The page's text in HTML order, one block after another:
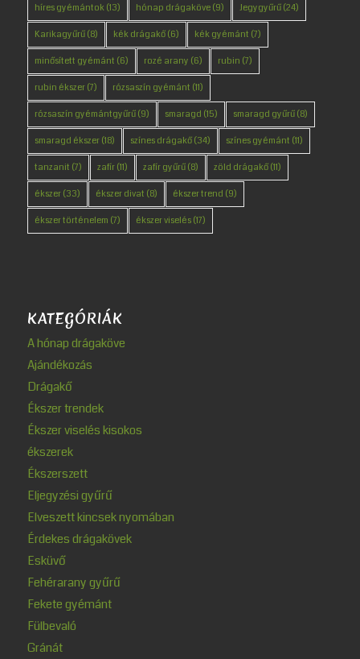
híres gyémántok(13) hónap drágaköve(9) Jegygyűrű(24)
Karikagyűrű(8) kék drágakő(6) kék gyémánt (7)
minősített gyémánt (6) rozé arany (6) rubin (7)
rubin ékszer(7) rózsaszín gyémánt (11)
rózsaszín gyémántgyűrű(9) smaragd (15) smaragd gyűrű(8)
smaragd ékszer(18) színes drágakő(34) színes gyémánt (11)
tanzanit (7) zafír(11) zafír gyűrű(8) zöld drágakő(11)
ékszer(33) ékszer divat (8) ékszer trend (9)
ékszer történelem (7) ékszer viselés(17)
KATEGÓRIÁK
A hónap drágaköve
Ajándékozás
Drágakő
Ékszer trendek
Ékszer viselés kisokos
ékszerek
Ékszerszett
Eljegyzési gyűrű
Elveszett kincsek nyomában
Érdekes drágakövek
Esküvő
Fehérarany gyűrű
Fekete gyémánt
Fülbevaló
Gránát